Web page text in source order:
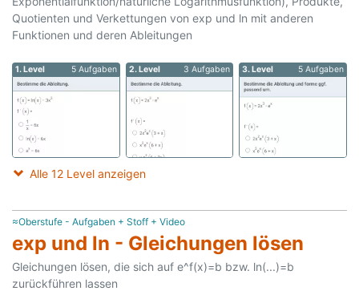
Quotienten und Verkettungen von exp und ln mit anderen
Funktionen und deren Ableitungen
1. Level 5 Aufgaben 2. Level 3 Aufgaben 3. Level 5 Aufgaben
Alle 12 Level anzeigen
≈Oberstufe - Aufgaben + Stoff + Video
exp und ln - Gleichungen lösen
Gleichungen lösen, die sich auf e^f(x)=b bzw. ln(...)=b
zurückführen lassen